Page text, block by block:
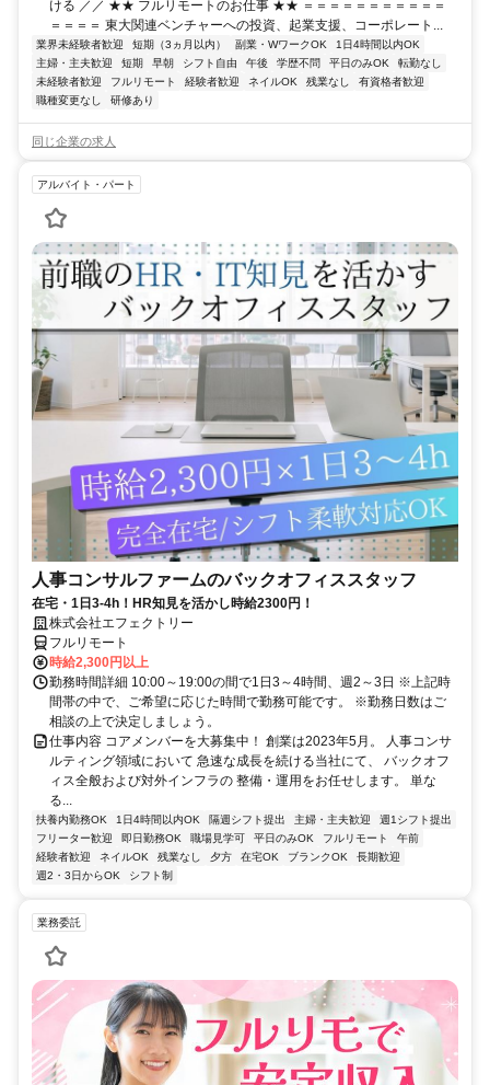
ける ／／ ★★ フルリモートのお仕事 ★★ ＝＝＝＝＝＝＝＝＝＝＝
＝＝＝＝ 東大関連ベンチャーへの投資、起業支援、コーポレート...
業界未経験者歓迎 短期（3ヵ月以内） 副業・WワークOK
1日4時間以内OK
主婦・主夫歓迎
短期 早朝 シフト自由 午後 学歴不問 平日のみOK
転勤なし
未経験者歓迎
フルリモート 経験者歓迎 ネイルOK 残業なし
有資格者歓迎
職種変更なし
研修あり
同じ企業の求人
アルバイト・パート
人事コンサルファームのバックオフィススタッフ
在宅・1日3-4h！HR知見を活かし時給2300円！
株式会社エフェクトリー
フルリモート
時給2,300円以上
勤務時間詳細 10:00～19:00の間で1日3～4時間、週2～3日 ※上記時
間帯の中で、ご希望に応じた時間で勤務可能です。 ※勤務日数はご
相談の上で決定しましょう。
仕事内容 コアメンバーを大募集中！ 創業は2023年5月。 人事コンサ
ルティング領域において 急速な成長を続ける当社にて、 バックオフ
ィス全般および対外インフラの 整備・運用をお任せします。 単な
る...
扶養内勤務OK 1日4時間以内OK 隔週シフト提出 主婦・主夫歓迎
週1シフト提出
フリーター歓迎
即日勤務OK 職場見学可 平日のみOK フルリモート
午前
経験者歓迎
ネイルOK 残業なし 夕方 在宅OK ブランクOK
長期歓迎
週2・3日からOK
シフト制
業務委託